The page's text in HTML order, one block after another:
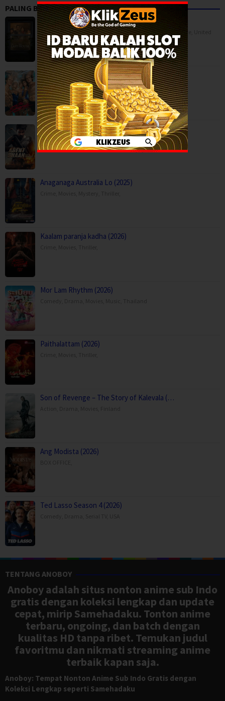
PALING BANYAK DITONTON
The Last House (2026)
BOX OFFICE,Horror,Movies,Science Fiction, Thriller
Kingdom ,USA
The Shards (2026)
Drama,Mystery,Serial TV,USA
Agent Shaan: Elite Pursuit (2026)
Action,Movies,
Anaganaga Australia Lo (2025)
Kaalam paranja kadha (2026)
Mor Lam Rhythm (2026)
Paithalattam (2026)
Son of Revenge – The Story of Kalevala (…
Ang Modista (2026)
Ted Lasso Season 4 (2026)
TENTANG ANOBOY
Anoboy adalah situs nonton anime sub Indo
gratis dengan koleksi lengkap dan update
cepat, mirip Samehadaku. Tonton anime
terbaru, ongoing, dan batch dengan
kualitas HD tanpa ribet. Temukan judul
favoritmu dan nikmati streaming anime
terbaik kapan saja.
Anoboy: Tempat Nonton Anime Sub Indo Gratis dengan
Koleksi Lengkap seperti Samehadaku